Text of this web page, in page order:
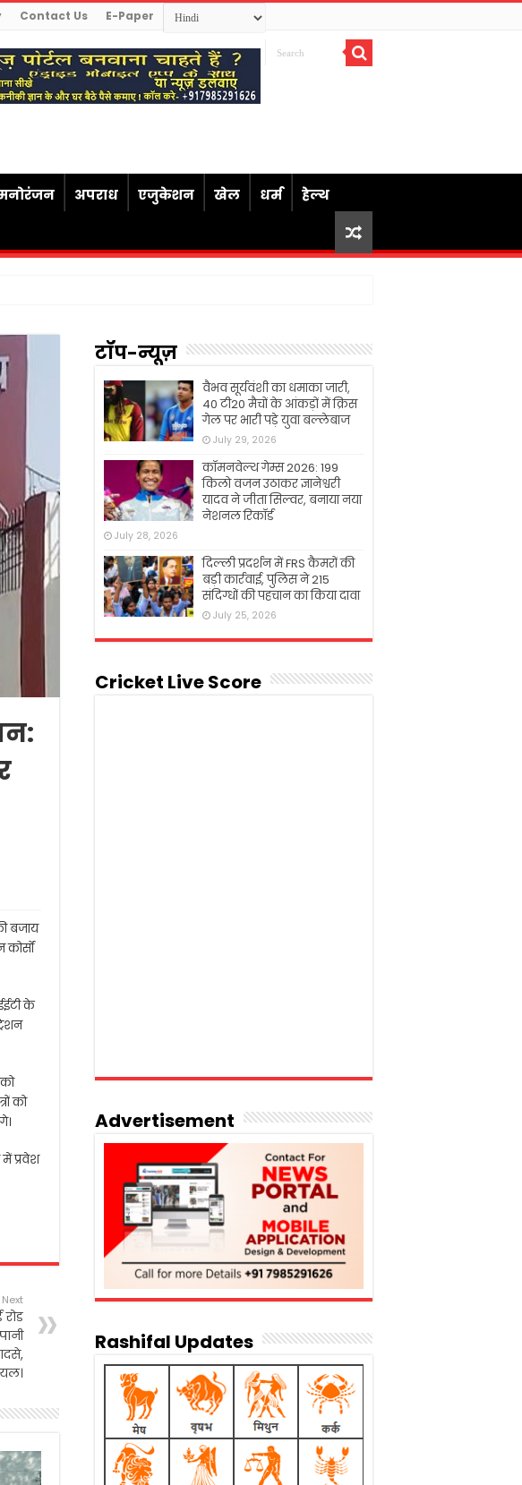
Contact Us E-Paper
अपराध एजुकेशन खेल धर्म हेल्थ
बजाय
के
को
में प्रवेश
Next
टॉप-न्यूज़
वैभव सूर्यवंशी का धमाका जारी,
40 टी20 मैचों के आंकड़ों में क्रिस
गेल पर भारी पड़े युवा बल्लेबाज
July 29, 2026
कॉमनवेल्थ गेम्स 2026: 199
किलो वजन उठाकर ज्ञानेश्वरी
यादव ने जीता सिल्वर, बनाया नया
नेशनल रिकॉर्ड
July 28, 2026
दिल्ली प्रदर्शन में FRS कैमरों की
बड़ी कार्रवाई, पुलिस ने 215
संदिग्धों की पहचान का किया दावा
July 25, 2026
Cricket Live Score
Advertisement
Rashifal Updates